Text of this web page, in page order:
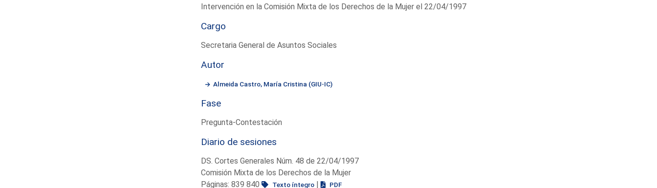
Intervención en la Comisión Mixta de los Derechos de la Mujer el 22/04/1997
Cargo
Secretaria General de Asuntos Sociales
Autor
Almeida Castro, María Cristina (GIU-IC)
Fase
Pregunta-Contestación
Diario de sesiones
DS. Cortes Generales Núm. 48 de 22/04/1997
Comisión Mixta de los Derechos de la Mujer
Páginas: 839 840
Texto íntegro| PDF